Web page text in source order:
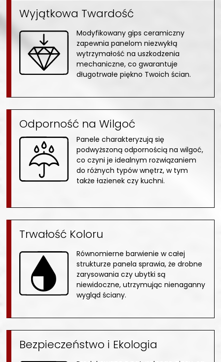
Wyjątkowa Twardość
Modyfikowany gips ceramiczny
zapewnia panelom niezwykłą
wytrzymałość na uszkodzenia
mechaniczne, co gwarantuje
długotrwałe piękno Twoich ścian.
Odporność na Wilgoć
Panele charakteryzują się
podwyższoną odpornością na wilgoć,
co czyni je idealnym rozwiązaniem
do różnych typów wnętrz, w tym
także łazienek czy kuchni.
Trwałość Koloru
Równomierne barwienie w całej
strukturze panela sprawia, że drobne
zarysowania czy ubytki są
niewidoczne, utrzymując nienaganny
wygląd ściany.
Bezpieczeństwo i Ekologia